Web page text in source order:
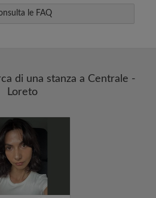
le FAQ
di una stanza a Centrale -
Loreto